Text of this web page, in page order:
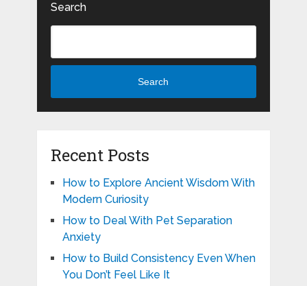
Search
Search
Recent Posts
How to Explore Ancient Wisdom With
Modern Curiosity
How to Deal With Pet Separation
Anxiety
How to Build Consistency Even When
You Don’t Feel Like It